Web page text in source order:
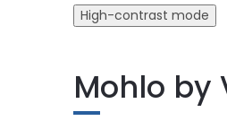
High-contrast mode
Mohlo by